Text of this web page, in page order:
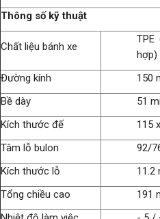
Thông sốkỹthuật
Chất liệu bánh xe
hợp)
Đường kính
150
Bề dày
51
Kích thước đế
115
Tâm lỗ bulon
92/
Kích thước lỗ
11.2
Tổng chiều cao
191